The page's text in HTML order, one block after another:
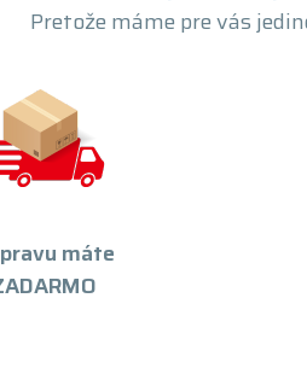
Pretože máme pre vás
máte